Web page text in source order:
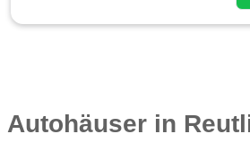
Autohäuser in